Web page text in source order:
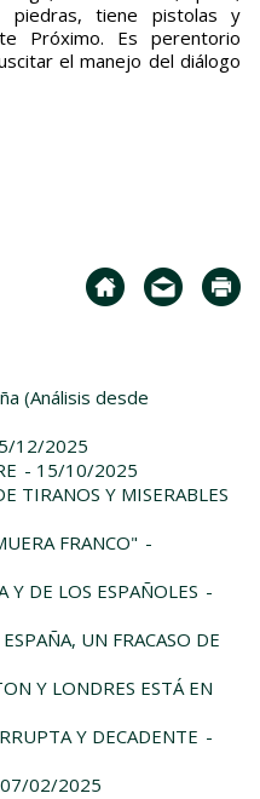
piedras, tiene pistolas y
Próximo. Es perentorio
el manejo del diálogo
(Análisis desde
12/2025
- 15/10/2025
TIRANOS Y MISERABLES
FRANCO" -
Y DE LOS ESPAÑOLES -
UN FRACASO DE
Y LONDRES ESTÁ EN
Y DECADENTE -
02/2025